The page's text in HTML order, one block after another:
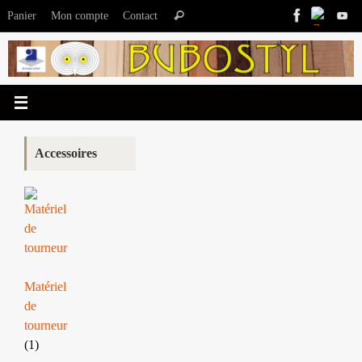
Passer
au
contenu
Panier Mon compte Contact
pour
:
Rechercher
Accessoires
Matériel
de
tourneur
(1)